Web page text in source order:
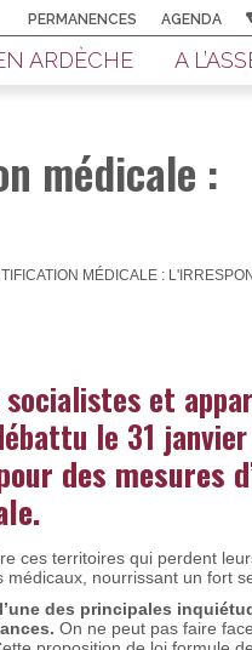
ARDÈCHE A
PERMANENCES AGENDA
médicale :
MÉDICALE :
et
le 31
des mesures
ces territoires qui perdent
nourrissant un fort
des principales
On ne peut pas faire